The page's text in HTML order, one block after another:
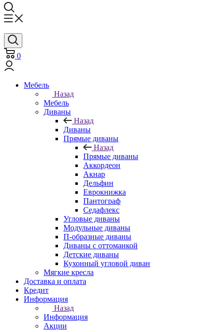
0
Мебель
Назад
Мебель
Диваны
Назад
Диваны
Прямые диваны
Назад
Прямые диваны
Аккордеон
Акнар
Дельфин
Еврокнижка
Пантограф
Седафлекс
Угловые диваны
Модульные диваны
П-образные диваны
Диваны с оттоманкой
Детские диваны
Кухонный угловой диван
Мягкие кресла
Доставка и оплата
Кредит
Информация
Назад
Информация
Акции